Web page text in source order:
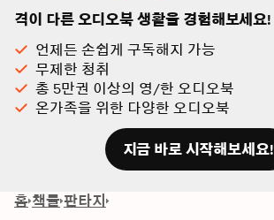
격이 다른 오디오북 생활을 경험해보세요!
언제든 손쉽게 구독해지 가능
무제한 청취
총 5만권 이상의 영/한 오디오북
온가족을 위한 다양한 오디오북
지금 바로 시작해보세요!
홈 책들 판타지